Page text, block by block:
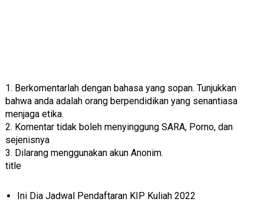
1. Berkomentarlah dengan bahasa yang sopan. Tunjukkan
bahwa anda adalah orang berpendidikan yang senantiasa
menjaga etika.
2. Komentar tidak boleh menyinggung SARA, Porno, dan
sejenisnya
3. Dilarang menggunakan akun Anonim.
title
Ini Dia Jadwal Pendaftaran KIP Kuliah 2022